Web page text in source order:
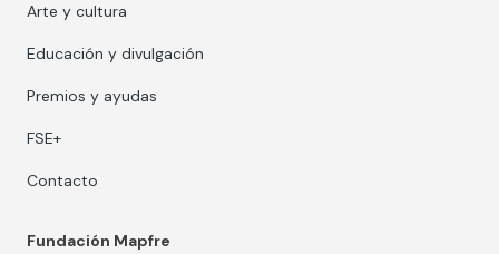
Arte y cultura
Educación y divulgación
Premios y ayudas
FSE+
Contacto
Fundación Mapfre